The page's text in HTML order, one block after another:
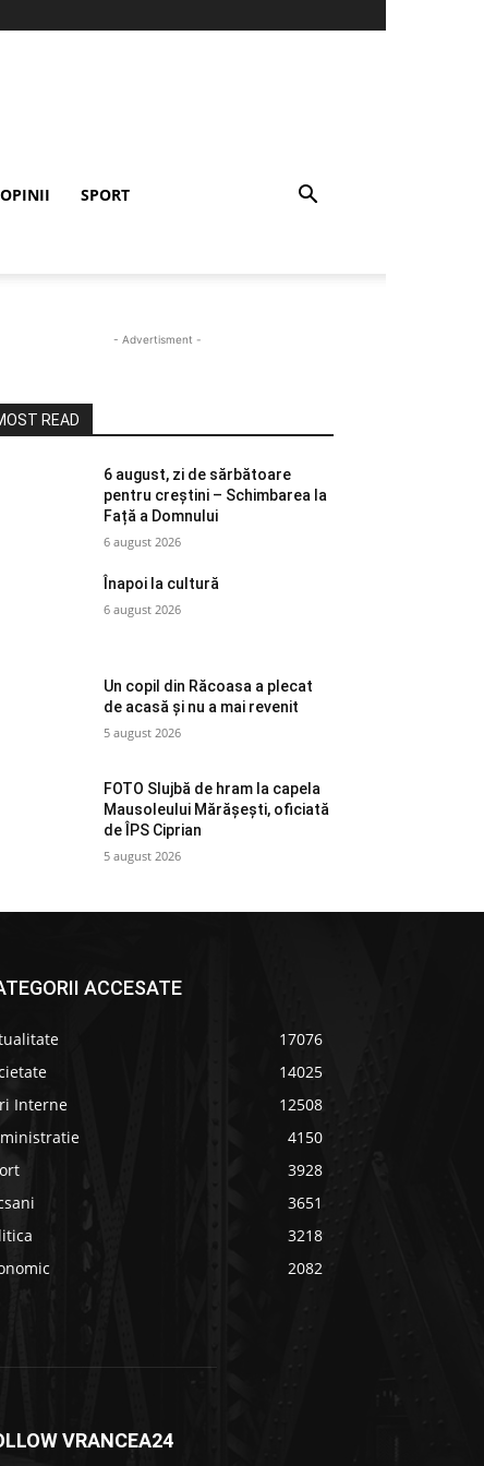
OPINII SPORT
- Advertisment -
READ
6 august, zi de sărbătoare
pentru creștini – Schimbarea la
Față a Domnului
6 august 2026
Înapoi la cultură
6 august 2026
Un copil din Răcoasa a plecat
de acasă și nu a mai revenit
5 august 2026
FOTO Slujbă de hram la capela
Mausoleului Mărășești, oficiată
de ÎPS Ciprian
5 august 2026
ACCESATE
17076
14025
Interne
12508
4150
3928
3651
3218
2082
VRANCEA24